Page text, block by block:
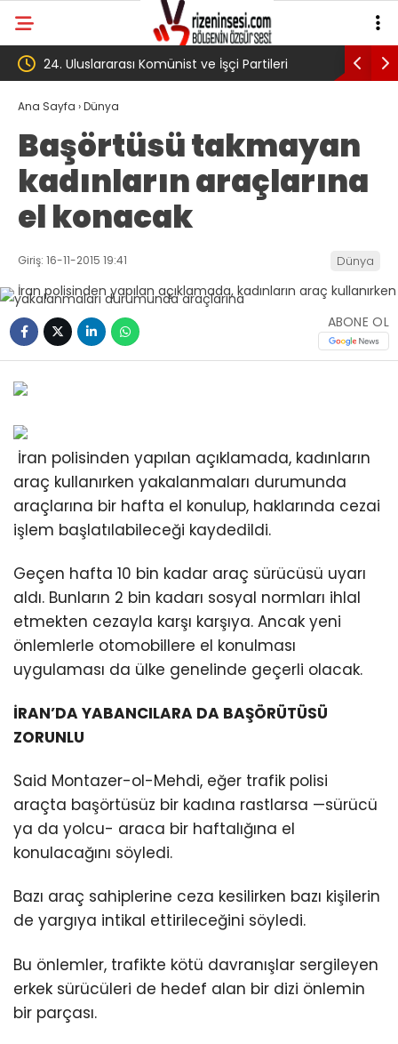
Komünist ve İşçi Partileri
Havana’da başladı
‘Çerçeve yasa’ kanun
Ana Sayfa ›Dünya
Başörtüsü takmayan
kadınların araçlarına
el konacak
Giriş: 16-11-2015 19:41 Dünya
ABONE OL
İran polisinden yapılan açıklamada, kadınların
araç kullanırken yakalanmaları durumunda
araçlarına bir hafta el konulup, haklarında cezai
işlem başlatılabileceği kaydedildi.
Geçen hafta 10 bin kadar araç sürücüsü uyarı
aldı. Bunların 2 bin kadarı sosyal normları ihlal
etmekten cezayla karşı karşıya. Ancak yeni
önlemlerle otomobillere el konulması
uygulaması da ülke genelinde geçerli olacak.
İRAN’DA YABANCILARA DA BAŞÖRÜTÜSÜ
ZORUNLU
Said Montazer-ol-Mehdi, eğer trafik polisi
araçta başörtüsüz bir kadına rastlarsa —sürücü
ya da yolcu- araca bir haftalığına el
konulacağını söyledi.
Bazı araç sahiplerine ceza kesilirken bazı kişilerin
de yargıya intikal ettirileceğini söyledi.
Bu önlemler, trafikte kötü davranışlar sergileyen
erkek sürücüleri de hedef alan bir dizi önlemin
bir parçası.